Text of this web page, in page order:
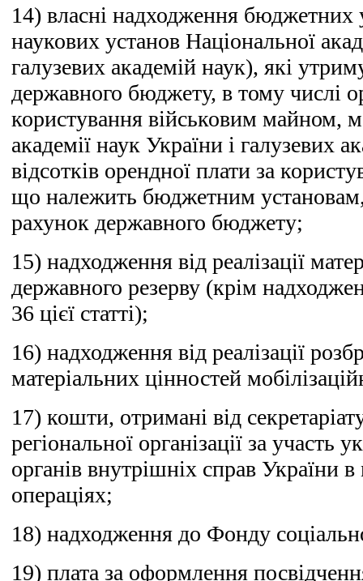
14) власні надходження бюджетних
наукових установ Національної
галузевих академій наук), які
державного бюджету, в тому числі
користування військовим майном,
академії наук України і галузевих
відсотків орендної плати за
що належить бюджетним
рахунок державного бюджету;
15) надходження від реалізації
державного резерву (крім
36 цієї статті);
16) надходження від реалізації
матеріальних цінностей
17) кошти, отримані від
регіональної організації за участь
органів внутрішніх справ України
операціях;
18) надходження до Фонду
19) плата за оформлення